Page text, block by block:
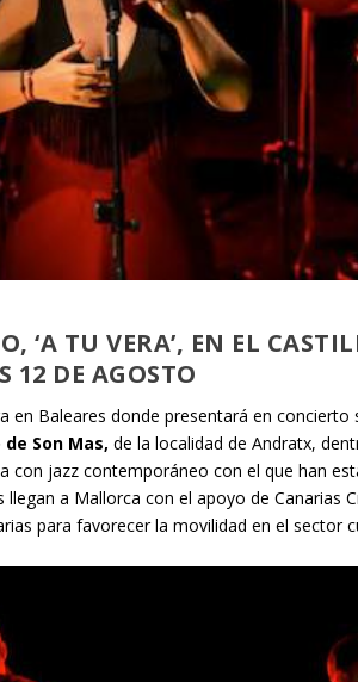
‘A TU VERA’, EN EL
12 DE AGOSTO
en Baleares donde presentará en
Son Mas, de la localidad de Andratx,
con jazz contemporáneo con el que han
a Mallorca con el apoyo de Canarias
para favorecer la movilidad en el sector